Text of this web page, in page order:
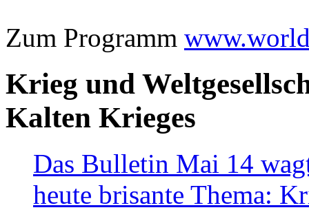
Zum Programm
Krieg und
Kalten Krieges
Das Bulletin Mai 14
heute brisante Thema: